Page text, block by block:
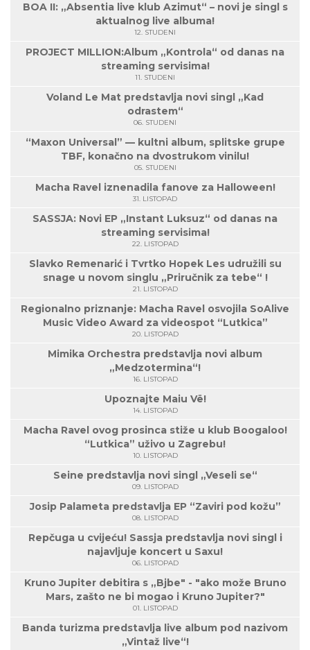
BOA II: „Absentia live klub Azimut“ – novi je singl s
aktualnog live albuma!
12. STUDENI
PROJECT MILLION:Album „Kontrola“ od danas na
streaming servisima!
11. STUDENI
Voland Le Mat predstavlja novi singl „Kad
odrastem“
06. STUDENI
“Maxon Universal” — kultni album, splitske grupe
TBF, konačno na dvostrukom vinilu!
05. STUDENI
Macha Ravel iznenadila fanove za Halloween!
31. LISTOPAD
SASSJA: Novi EP „Instant Luksuz“ od danas na
streaming servisima!
22. LISTOPAD
Slavko Remenarić i Tvrtko Hopek Les udružili su
snage u novom singlu „Priručnik za tebe“ !
21. LISTOPAD
Regionalno priznanje: Macha Ravel osvojila SoAlive
Music Video Award za videospot “Lutkica”
20. LISTOPAD
Mimika Orchestra predstavlja novi album
„Medzotermina“!
16. LISTOPAD
Upoznajte Maiu Vë!
14. LISTOPAD
Macha Ravel ovog prosinca stiže u klub Boogaloo!
“Lutkica” uživo u Zagrebu!
10. LISTOPAD
Seine predstavlja novi singl „Veseli se“
09. LISTOPAD
Josip Palameta predstavlja EP “Zaviri pod kožu”
08. LISTOPAD
Repčuga u cvijeću! Sassja predstavlja novi singl i
najavljuje koncert u Saxu!
06. LISTOPAD
Kruno Jupiter debitira s „Bjbe" - "ako može Bruno
Mars, zašto ne bi mogao i Kruno Jupiter?"
01. LISTOPAD
Banda turizma predstavlja live album pod nazivom
„Vintaž live“!